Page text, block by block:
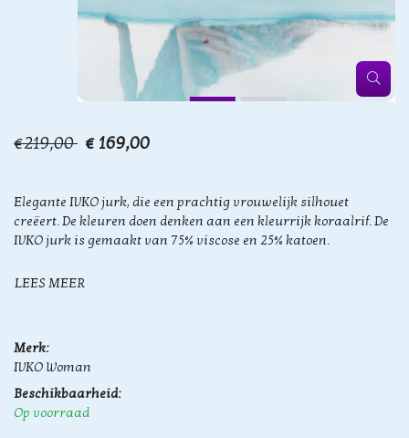
€219,00 € 169,00
Elegante IVKO jurk, die een prachtig vrouwelijk silhouet
creëert. De kleuren doen denken aan een kleurrijk koraalrif. De
IVKO jurk is gemaakt van 75% viscose en 25% katoen.
LEES MEER
Merk:
IVKO Woman
Beschikbaarheid:
Op voorraad